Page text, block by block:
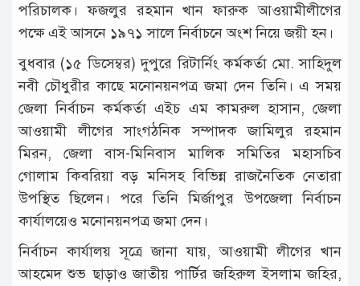
লাইফ
স্টাইল
অন্যান্য
পরিচালক। ফজলুর রহমান খান ফারুক আওয়ামীলীগের
পক্ষে এই আসনে ১৯৭১ সালে নির্বাচনে অংশ নিয়ে জয়ী হন।
বুধবার (১৫ ডিসেম্বর) দুপুরে রিটার্নিং কর্মকর্তা মো. সাহিদুল
নবী চৌধুরীর কাছে মনোনয়নপত্র জমা দেন তিনি। এ সময়
জেলা নির্বাচন কর্মকর্তা এইচ এম কামরুল হাসান, জেলা
আওয়ামী লীগের সাংগঠনিক সম্পাদক জামিলুর রহমান
মিরন, জেলা বাস-মিনিবাস মালিক সমিতির মহাসচিব
গোলাম কিবরিয়া বড় মনিসহ বিভিন্ন রাজনৈতিক নেতারা
উপস্থিত ছিলেন। পরে তিনি মির্জাপুর উপজেলা নির্বাচন
কার্যালয়েও মনোনয়নপত্র জমা দেন।
নির্বাচন কার্যালয় সূত্রে জানা যায়, আওয়ামী লীগের খান
আহমেদ শুভ ছাড়াও জাতীয় পার্টির জহিরুল ইসলাম জহির,